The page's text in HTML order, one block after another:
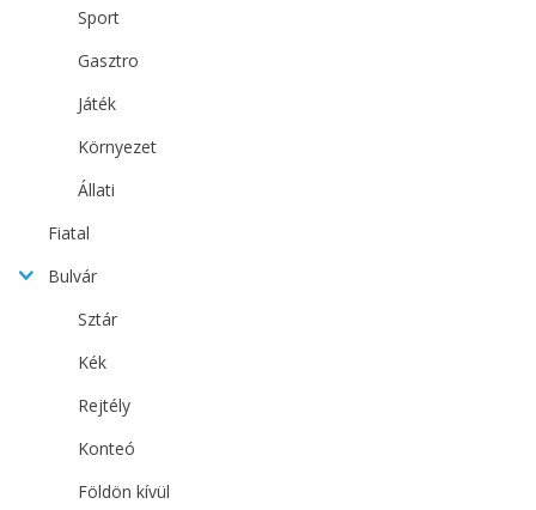
Sport
Gasztro
Játék
Környezet
Állati
Fiatal
Bulvár
Sztár
Kék
Rejtély
Konteó
Földön kívül